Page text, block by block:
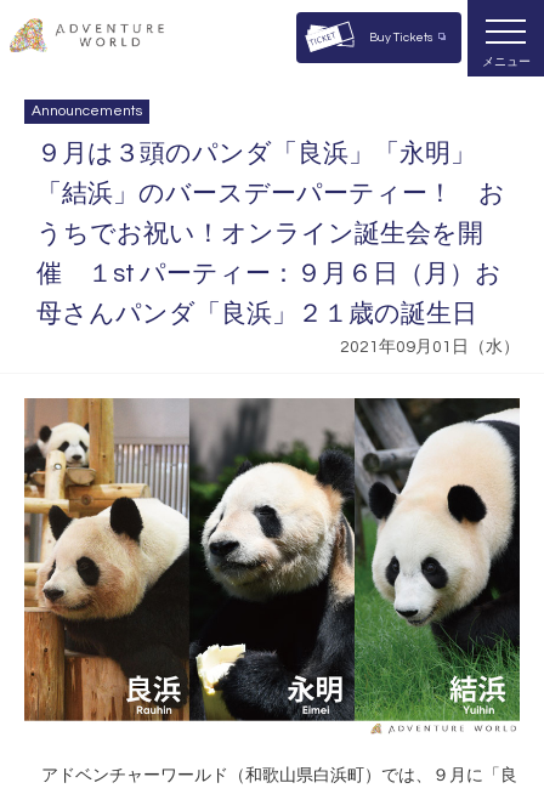
Buy Tickets
メニュー
Announcements
９月は３頭のパンダ「良浜」「永明」
「結浜」のバースデーパーティー！ お
うちでお祝い！オンライン誕生会を開
催 １st パーティー：９月６日（月）お
母さんパンダ「良浜」２１歳の誕生日
2021年09月01日（水）
アドベンチャーワールド（和歌山県白浜町）では、９月に「良